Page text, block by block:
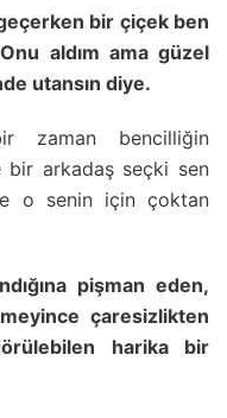
bir çiçek ben
aldım ama güzel
utansın diye.
zaman bencilliğin
arkadaş seçki sen
o senin için çoktan
pişman eden,
çaresizlikten
harika bir